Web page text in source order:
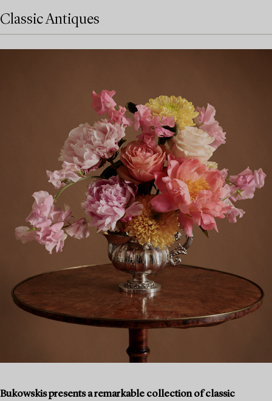
Classic Antiques
Bukowskis presents a remarkable collection of classic